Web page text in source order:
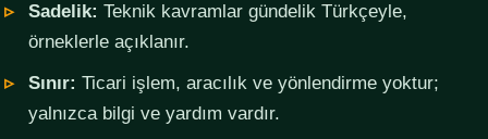
Sadelik: Teknik kavramlar gündelik Türkçeyle,
örneklerle açıklanır.
Sınır: Ticari işlem, aracılık ve yönlendirme yoktur;
yalnızca bilgi ve yardım vardır.